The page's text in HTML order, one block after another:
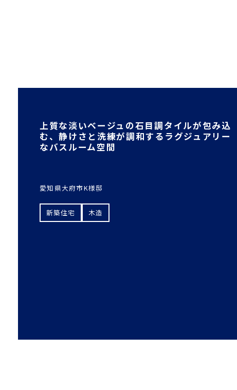
上質な淡いベージュの石目調タイルが包み込
む、静けさと洗練が調和するラグジュアリー
なバスルーム空間
愛知県大府市K様邸
新築住宅 木造